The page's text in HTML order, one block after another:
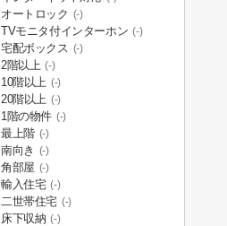
オートロック (-)
TVモニタ付インターホン (-)
宅配ボックス (-)
2階以上 (-)
10階以上 (-)
20階以上 (-)
1階の物件 (-)
最上階 (-)
南向き (-)
角部屋 (-)
輸入住宅 (-)
二世帯住宅 (-)
床下収納 (-)